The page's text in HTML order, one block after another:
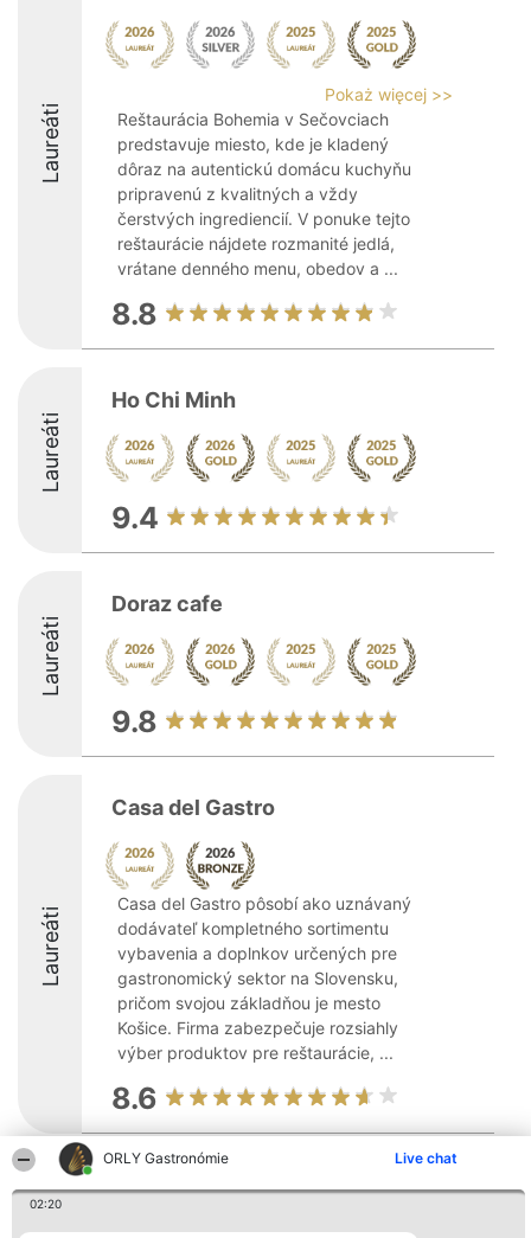
ORLY Gastronómie Live chat
02:20
Laureáti
Pokaż więcej >>
Reštaurácia Bohemia v Sečovciach
predstavuje miesto, kde je kladený
dôraz na autentickú domácu kuchyňu
pripravenú z kvalitných a vždy
čerstvých ingrediencií. V ponuke tejto
reštaurácie nájdete rozmanité jedlá,
vrátane denného menu, obedov a ...
8.8
Laureáti
Ho Chi Minh
9.4
Laureáti
Doraz cafe
9.8
Laureáti
Casa del Gastro
Casa del Gastro pôsobí ako uznávaný
dodávateľ kompletného sortimentu
vybavenia a doplnkov určených pre
gastronomický sektor na Slovensku,
pričom svojou základňou je mesto
Košice. Firma zabezpečuje rozsiahly
výber produktov pre reštaurácie, ...
8.6
Organizátor hodnotenia
Bright Side Solutions sp. z o.
ul. Ruska 22
Laureáti
wszystkich
Kontakt